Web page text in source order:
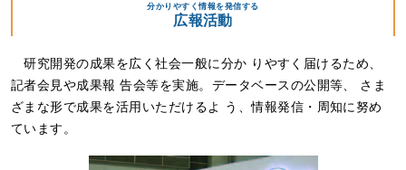
分かりやすく情報を発信する
広報活動
研究開発の成果を広く社会一般に分か りやすく届けるため、
記者会見や成果報 告会等を実施。データベースの公開等、 さま
ざまな形で成果を活用いただけるよ う、情報発信・周知に努め
ています。